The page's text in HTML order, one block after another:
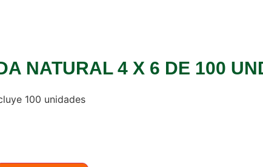
NATURAL 4 X 6 DE 100
100 unidades